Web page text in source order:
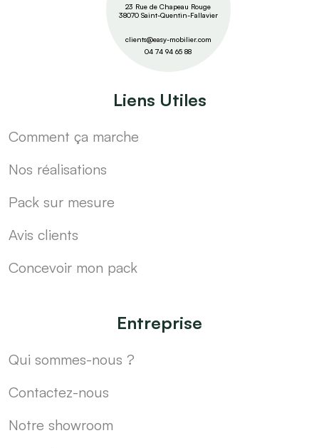
23 Rue de Chapeau Rouge
38070 Saint-Quentin-Fallavier
clients@easy-mobilier.com
04 74 94 65 88
Liens Utiles
Comment ça marche
Nos réalisations
Pack sur mesure
Avis clients
Concevoir mon pack
Entreprise
Qui sommes-nous ?
Contactez-nous
Notre showroom